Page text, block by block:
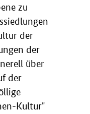
zu
der
der
über
der
Kultur"